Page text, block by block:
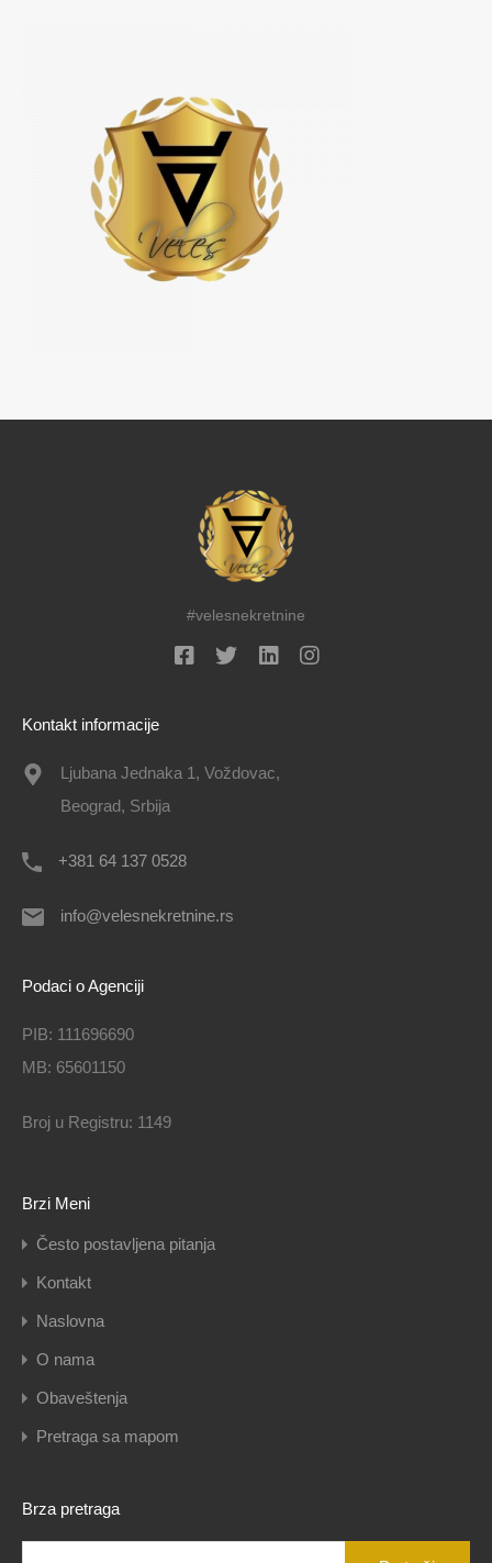
#velesnekretnine
Kontakt informacije
Ljubana Jednaka 1, Voždovac,
Beograd, Srbija
+381 64 137 0528
info@velesnekretnine.rs
Podaci o Agenciji
PIB: 111696690
MB: 65601150
Broj u Registru: 1149
Brzi Meni
Često postavljena pitanja
Kontakt
Naslovna
O nama
Obaveštenja
Pretraga sa mapom
Brza pretraga